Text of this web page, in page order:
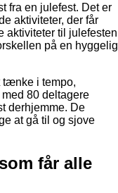
fra en julefest. Det er
aktiviteter, der får
aktiviteter til julefesten
på en hyggelig
tænke i tempo,
80 deltagere
derhjemme. De
at gå til og sjove
får alle